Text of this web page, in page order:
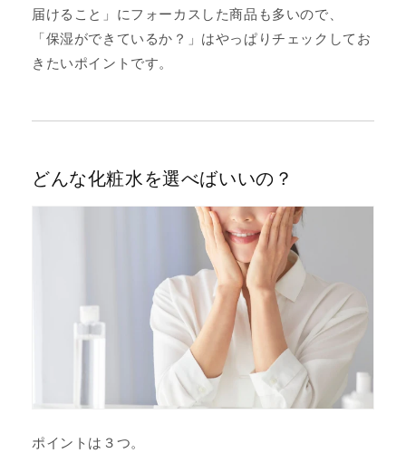
届けること」にフォーカスした商品も多いので、
「保湿ができているか？」はやっぱりチェックしてお
きたいポイントです。
どんな化粧水を選べばいいの？
ポイントは３つ。